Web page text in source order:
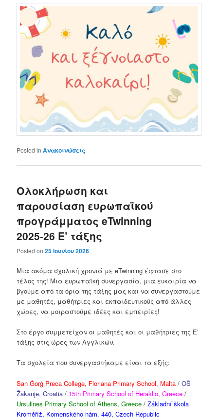
Posted in Ανακοινώσεις
Ολοκλήρωση και
παρουσίαση ευρωπαϊκού
προγράμματος eTwinning
2025-26 E’ τάξης
Posted on25 Ιουνίου 2026
Μια ακόμα σχολική χρονιά με eTwinning έφτασε στο
τέλος της! Μια ευρωπαϊκή συνεργασία, μια ευκαιρία να
βγούμε από τα όρια της τάξης μας και να συνεργαστούμε
με μαθητές, μαθήτριες και εκπαιδευτικούς από άλλες
χώρες, να μοιραστούμε ιδέες και εμπειρίες!
Στο έργο συμμετείχαν οι μαθητές και οι μαθήτριες της E’
τάξης στις ώρες των Αγγλικών.
Τα σχολεία που συνεργαστήκαμε είναι τα εξής:
San Ġorġ Preca College, Floriana Primary School, Malta /OŠ
Žakanje, Croatia / 15th Primary School of Heraklio, Greece /
Ursulines Primary School of Athens, Greece /Základní škola
Kroměříž, Komenského nám. 440, Czech Republic